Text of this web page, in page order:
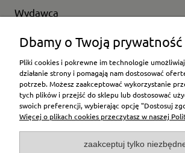
Wydawca
Wybierz producenta
Moje konto
Płatności i dostawa
Dbamy o Twoją prywatność
Pliki cookies i pokrewne im technologie
działanie strony i pomagają nam dostosować
potrzeb. Możesz zaakceptować wykorzystanie
tych plików i przejść do sklepu lub dostosować
swoich preferencji, wybierając opcję "Dostosuj
Więcej o plikach cookies przeczytasz w naszej
zaakceptuj tylko